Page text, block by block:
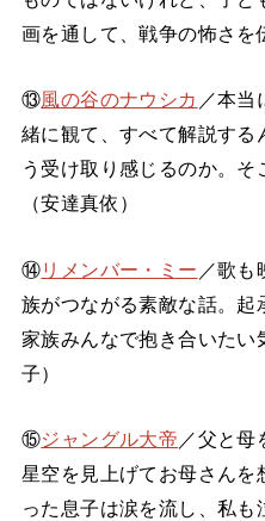
画を通して、戦争の怖さを
⑬風の谷のナウシカ ／本当
緒に観て、すべて解説す
う受け取り感じるのか。
（安達真依）
⑭リメンバー・ミー ／歌も
族がつながる素敵な話。起
家族みんなで抱き合いた
子）
⑮ジャングル大帝 ／父と母
星空を見上げてお母さん
った息子は涙を流し、私も